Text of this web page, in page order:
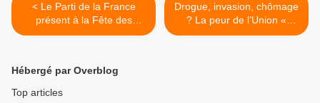
< Le Parti de la France
présent à la Fête des
Patriotes à Lyon le 7
Drogue, invasion, chômage
? La peur de l’Union «
européenne » : les
Hébergé par Overblog
Top articles